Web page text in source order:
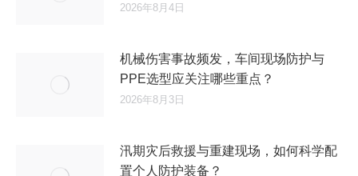
2026年8月4日
机械伤害事故频发，车间现场防护与
PPE选型应关注哪些重点？
2026年8月3日
汛期灾后救援与重建现场，如何科学配
置个人防护装备？